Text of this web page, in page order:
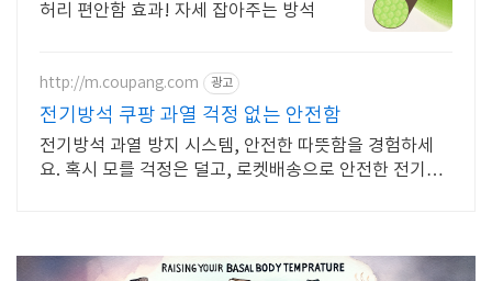
허리 편안함 효과! 자세 잡아주는 방석
http://m.coupang.com 광고
전기방석 쿠팡 과열 걱정 없는 안전함
전기방석 과열 방지 시스템, 안전한 따뜻함을 경험하세
요. 혹시 모를 걱정은 덜고, 로켓배송으로 안전한 전기방